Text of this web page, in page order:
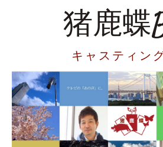
猪鹿蝶
キャスティン